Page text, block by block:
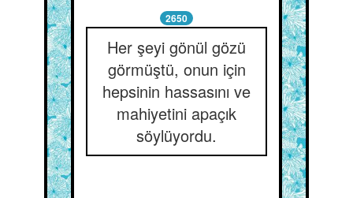
2650
Her şeyi gönül gözü
görmüştü, onun için
hepsinin hassasını ve
mahiyetini apaçık
söylüyordu.